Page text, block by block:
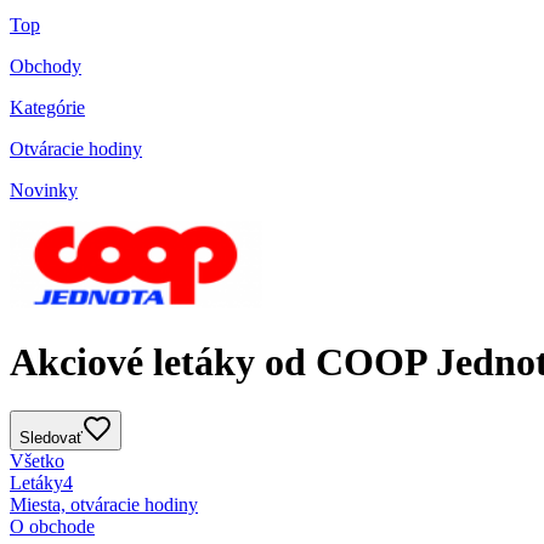
Top
Obchody
Kategórie
Otváracie hodiny
Novinky
Akciové letáky od COOP
Sledovať
Všetko
Letáky4
Miesta, otváracie hodiny
O obchode